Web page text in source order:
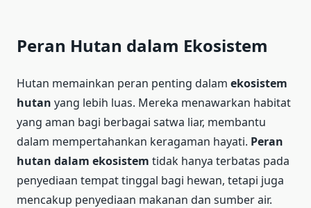
Peran Hutan dalam Ekosistem
Hutan memainkan peran penting dalam ekosistem
hutan yang lebih luas. Mereka menawarkan habitat
yang aman bagi berbagai satwa liar, membantu
dalam mempertahankan keragaman hayati. Peran
hutan dalam ekosistem tidak hanya terbatas pada
penyediaan tempat tinggal bagi hewan, tetapi juga
mencakup penyediaan makanan dan sumber air.